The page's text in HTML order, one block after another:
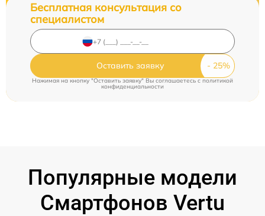
Бесплатная консультация со
специалистом
Оставить заявку
Нажимая на кнопку "Оставить заявку" Вы соглашаетесь cполитикой
конфиденциальности
Популярные модели
Смартфонов Vertu